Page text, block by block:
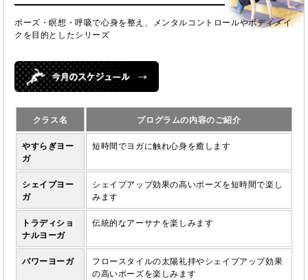
ポーズ・瞑想・呼吸で心身を整え、メンタルコントロールやボディメイ
クを目的としたシリーズ
クラス名 プログラムの内容のご紹介
やすらぎヨー
ガ
短時間でヨガに触れ心身を癒します
シェイプヨー
ガ
シェイプアップ効果の高いポーズを短時間で楽し
みます
トラディショ
ナルヨーガ
伝統的なアーサナを楽しみます
パワーヨーガ
フロースタイルの太陽礼拝やシェイプアップ効果
の高いポーズを楽しみます